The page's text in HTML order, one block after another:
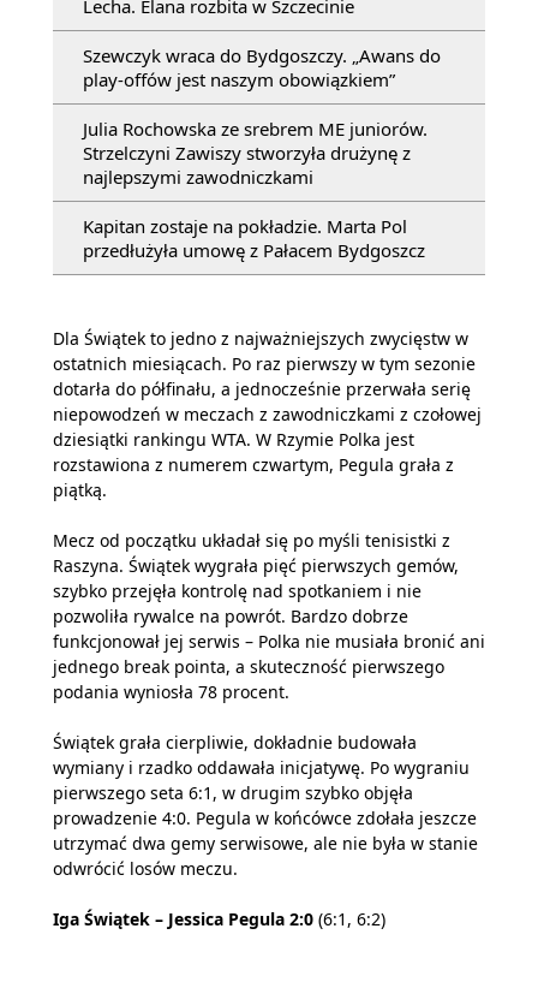
Lecha. Elana rozbita w Szczecinie
Szewczyk wraca do Bydgoszczy. „Awans do
play-offów jest naszym obowiązkiem”
Julia Rochowska ze srebrem ME juniorów.
Strzelczyni Zawiszy stworzyła drużynę z
najlepszymi zawodniczkami
Kapitan zostaje na pokładzie. Marta Pol
przedłużyła umowę z Pałacem Bydgoszcz
Dla Świątek to jedno z najważniejszych zwycięstw w
ostatnich miesiącach. Po raz pierwszy w tym sezonie
dotarła do półfinału, a jednocześnie przerwała serię
niepowodzeń w meczach z zawodniczkami z czołowej
dziesiątki rankingu WTA. W Rzymie Polka jest
rozstawiona z numerem czwartym, Pegula grała z
piątką.
Mecz od początku układał się po myśli tenisistki z
Raszyna. Świątek wygrała pięć pierwszych gemów,
szybko przejęła kontrolę nad spotkaniem i nie
pozwoliła rywalce na powrót. Bardzo dobrze
funkcjonował jej serwis – Polka nie musiała bronić ani
jednego break pointa, a skuteczność pierwszego
podania wyniosła 78 procent.
Świątek grała cierpliwie, dokładnie budowała
wymiany i rzadko oddawała inicjatywę. Po wygraniu
pierwszego seta 6:1, w drugim szybko objęła
prowadzenie 4:0. Pegula w końcówce zdołała jeszcze
utrzymać dwa gemy serwisowe, ale nie była w stanie
odwrócić losów meczu.
Iga Świątek – Jessica Pegula 2:0 (6:1, 6:2)